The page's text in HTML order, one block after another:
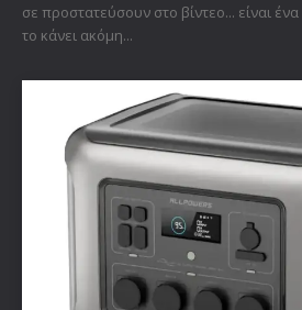
σε προστατεύσουν στο βίντεο... είναι
το κάνει ακόμη...